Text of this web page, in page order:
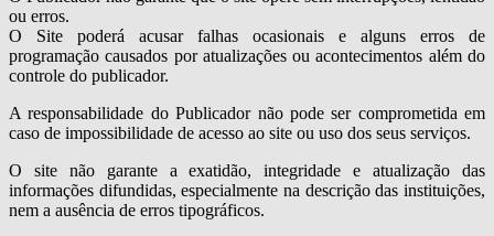
ou erros.
O Site poderá acusar falhas ocasionais e alguns erros de
programação causados por atualizações ou acontecimentos além do
controle do publicador.
A responsabilidade do Publicador não pode ser comprometida em
caso de impossibilidade de acesso ao site ou uso dos seus serviços.
O site não garante a exatidão, integridade e atualização das
informações difundidas, especialmente na descrição das instituições,
nem a ausência de erros tipográficos.